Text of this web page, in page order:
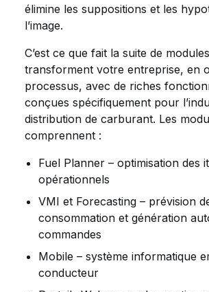
élimine les suppositions et les
l’image.
C’est ce que fait la suite de
transforment votre entreprise, en
processus, avec de riches
conçues spécifiquement pour
distribution de carburant. Les
comprennent :
Fuel Planner – optimisation des
opérationnels
VMI et Forecasting – prévision
consommation et génération
commandes
Mobile – système informatique
conducteur